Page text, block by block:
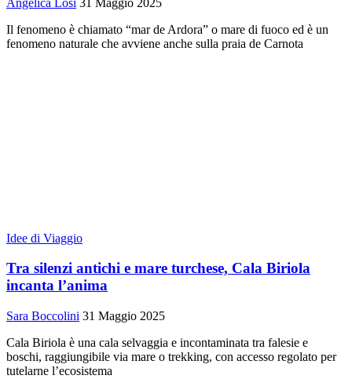
Il fenomeno è chiamato “mar de Ardora” o mare di fuoco ed è un
fenomeno naturale che avviene anche sulla praia de Carnota
Idee di Viaggio
Tra silenzi antichi e mare turchese, Cala Biriola
incanta l’anima
Sara Boccolini 31 Maggio 2025
Cala Biriola è una cala selvaggia e incontaminata tra falesie e
boschi, raggiungibile via mare o trekking, con accesso regolato per
tutelarne l’ecosistema